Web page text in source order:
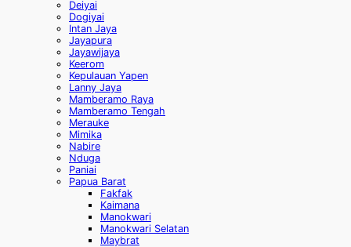
Deiyai
Dogiyai
Intan Jaya
Jayapura
Jayawijaya
Keerom
Kepulauan Yapen
Lanny Jaya
Mamberamo Raya
Mamberamo Tengah
Merauke
Mimika
Nabire
Nduga
Paniai
Papua Barat
Fakfak
Kaimana
Manokwari
Manokwari Selatan
Maybrat